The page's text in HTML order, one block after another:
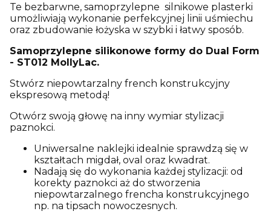
Te bezbarwne, samoprzylepne silnikowe plasterki
umożliwiają wykonanie perfekcyjnej linii uśmiechu
oraz zbudowanie łożyska w szybki i łatwy sposób.
Samoprzylepne silikonowe formy do Dual Form
- ST012 MollyLac.
Stwórz niepowtarzalny french konstrukcyjny
ekspresową metodą!
Otwórz swoją głowę na inny wymiar stylizacji
paznokci.
Uniwersalne naklejki idealnie sprawdzą się w
kształtach migdał, oval oraz kwadrat.
Nadają się do wykonania każdej stylizacji: od
korekty paznokci aż do stworzenia
niepowtarzalnego frencha konstrukcyjnego
np. na tipsach nowoczesnych.